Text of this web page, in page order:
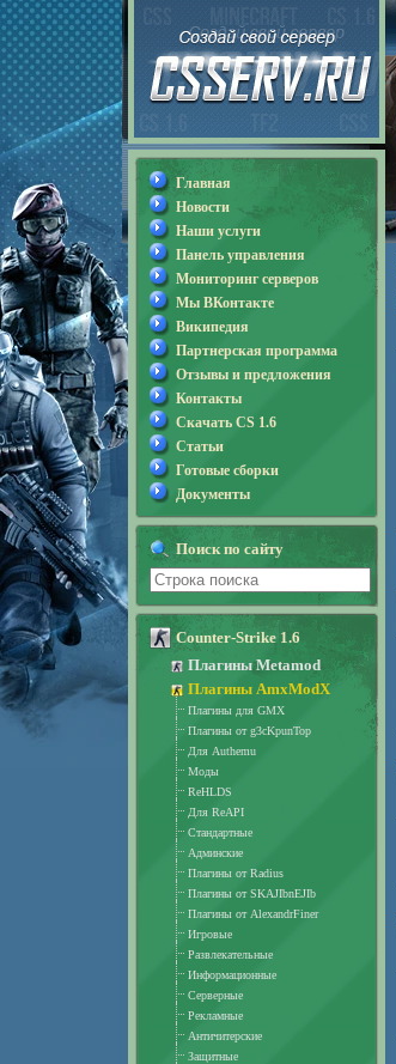
Главная
Новости
Наши услуги
Панель управления
Мониторинг серверов
Мы ВКонтакте
Википедия
Партнерская программа
Отзывы и предложения
Контакты
Скачать CS 1.6
Статьи
Готовые сборки
Документы
Поиск по сайту
Counter-Strike 1.6
Плагины Metamod
Плагины AmxModX
Плагины для GMX
Плагины от g3cKpunTop
Для Authemu
Моды
ReHLDS
Для ReAPI
Стандартные
Админские
Плагины от Radius
Плагины от SKAJIbnEJIb
Плагины от AlexandrFiner
Игровые
Развлекательные
Информационные
Серверные
Рекламные
Античитерские
Защитные